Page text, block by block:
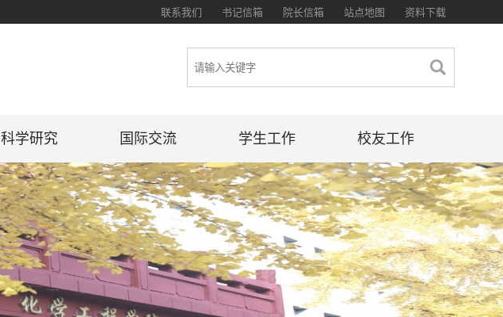
资料下载
站点地图
院长信箱
书记信箱
联系我们
科学研究 国际交流 学生工作 校友工作